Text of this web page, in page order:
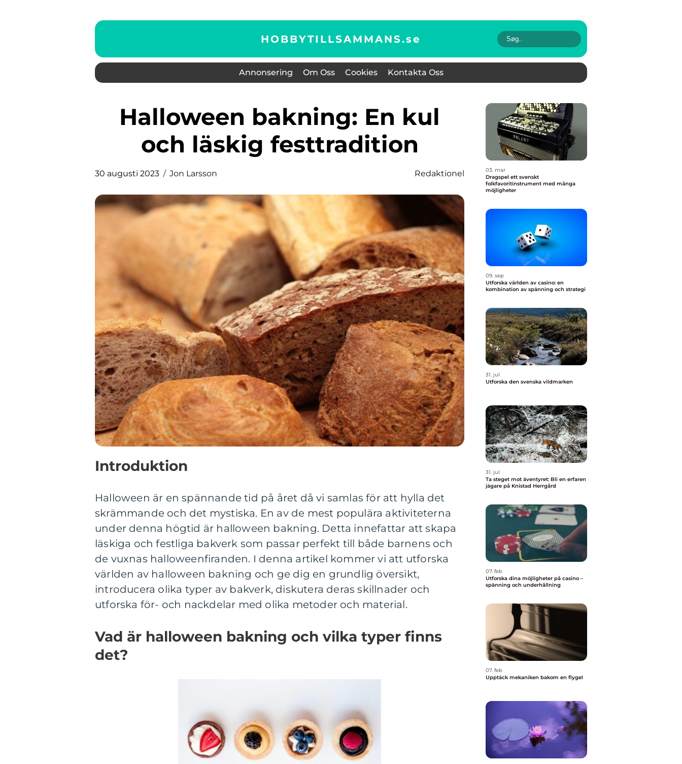
HOBBYTILLSAMMANS.se
Annonsering Om Oss Cookies Kontakta Oss
Halloween bakning: En kul
och läskig festtradition
30 augusti 2023 Jon Larsson Redaktionel
Introduktion
Halloween är en spännande tid på året då vi samlas för att hylla det
skrämmande och det mystiska. En av de mest populära aktiviteterna
under denna högtid är halloween bakning. Detta innefattar att skapa
läskiga och festliga bakverk som passar perfekt till både barnens och
de vuxnas halloweenfiranden. I denna artikel kommer vi att utforska
världen av halloween bakning och ge dig en grundlig översikt,
introducera olika typer av bakverk, diskutera deras skillnader och
utforska för- och nackdelar med olika metoder och material.
Vad är halloween bakning och vilka typer finns
det?
03. mar
Dragspel ett svenskt
folkfavoritinstrument med många
möjligheter
09. sep
Utforska världen av casino: en
kombination av spänning och strategi
31. jul
Utforska den svenska vildmarken
31. jul
Ta steget mot äventyret: Bli en erfaren
jägare på Knistad Herrgård
07. feb
Utforska dina möjligheter på casino –
spänning och underhållning
07. feb
Upptäck mekaniken bakom en flygel